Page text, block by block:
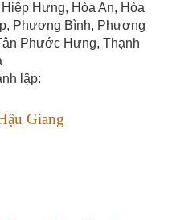
Hưng, Hòa An, Hòa
Phương Bình, Phương
Phước Hưng, Thạnh
lập:
Giang